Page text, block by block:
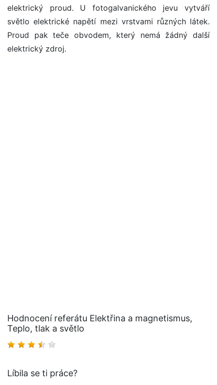
elektrický proud. U fotogalvanického jevu vytváří
světlo elektrické napětí mezi vrstvami různých látek.
Proud pak teče obvodem, který nemá žádný další
elektrický zdroj.
Hodnocení referátu Elektřina a magnetismus,
Teplo, tlak a světlo
Líbila se ti práce?